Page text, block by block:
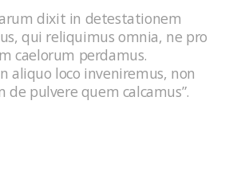
dixit in detestationem
qui reliquimus omnia, ne pro
caelorum perdamus.
aliquo loco inveniremus, non
de pulvere quem calcamus”.